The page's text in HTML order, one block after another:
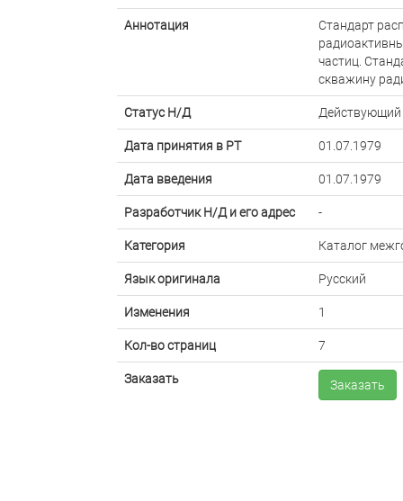
Аннотация
Стандарт
частиц.
скважину
Статус Н/Д Действующий
Дата принятия в РТ 01.07.1979
Дата введения 01.07.1979
Разработчик Н/Д и его адрес -
Категория Каталог
Язык оригинала Русский
Изменения 1
Кол-во страниц 7
Заказать Заказать